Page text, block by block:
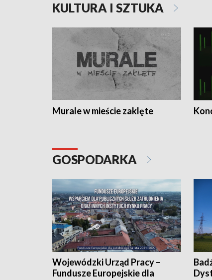
KULTURA I SZTUKA
Murale w mieście zaklęte
GOSPODARKA
Wojewódzki Urząd Pracy –
Fundusze Europejskie dla